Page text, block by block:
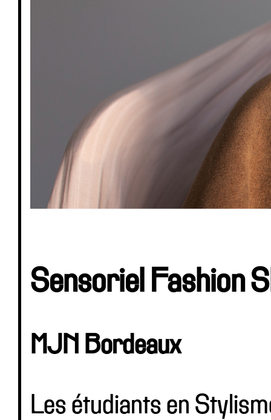
Sensoriel Fashion
MJN Bordeaux
Les étudiants en